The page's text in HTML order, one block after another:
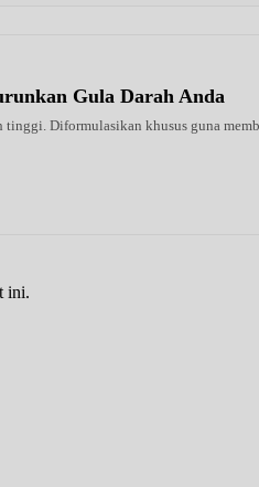
Gula Darah Anda
Diformulasikan khusus guna
ini.